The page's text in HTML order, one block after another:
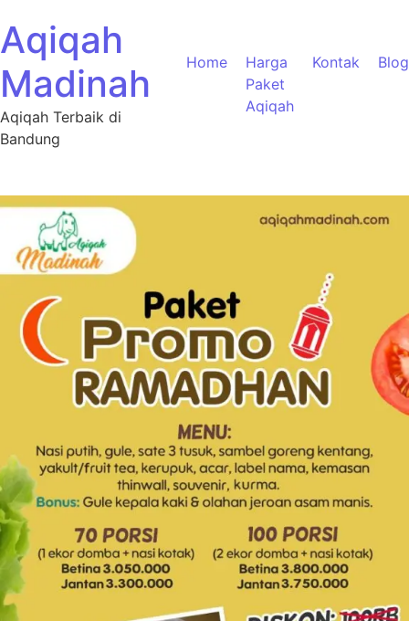
Aqiqah
Madinah
Aqiqah Terbaik di
Bandung
Home
Harga
Paket
Aqiqah
Kontak Blog